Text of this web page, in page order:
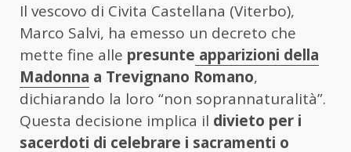
Il vescovo di Civita Castellana (Viterbo),
Marco Salvi, ha emesso un decreto che
mette fine alle presunte apparizioni della
Madonna a Trevignano Romano,
dichiarando la loro “non soprannaturalità”.
Questa decisione implica il divieto per i
sacerdoti di celebrare i sacramenti o